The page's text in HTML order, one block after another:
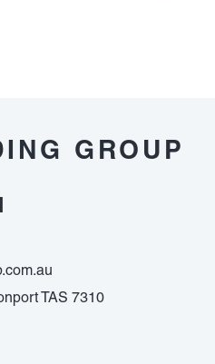
GROUP
TAS 7310